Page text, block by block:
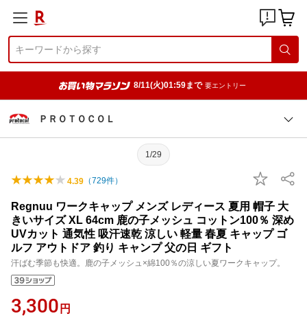
8/11(火)01:59まで 要エントリー
ＰＲＯＴＯＣＯＬ
1/29
4.39 （729件）
Regnuu ワークキャップ メンズ レディース 夏用 帽子 大
きいサイズ XL 64cm 鹿の子メッシュ コットン100％ 深め
UVカット 通気性 吸汗速乾 涼しい 軽量 春夏 キャップ ゴ
ルフ アウトドア 釣り キャンプ 父の日 ギフト
汗ばむ季節も快適。鹿の子メッシュ×綿100％の涼しい夏ワークキャップ。
3,300 円